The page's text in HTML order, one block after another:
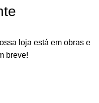
loja está em obras e
breve!